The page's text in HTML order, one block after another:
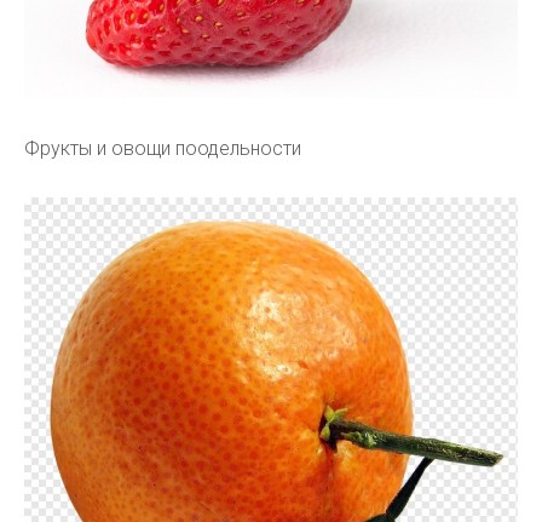
Фрукты и овощи поодельности